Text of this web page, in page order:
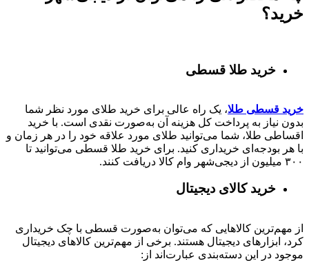
خرید؟
خرید طلا قسطی
خرید قسطی طلا، یک راه عالی برای خرید طلای مورد نظر شما
بدون نیاز به پرداخت کل هزینه آن به‌صورت نقدی است. با خرید
اقساطی طلا، شما می‌توانید طلای مورد علاقه خود را در هر زمان و
با هر بودجه‌ای خریداری کنید. برای خرید طلا قسطی می‌توانید تا
۳۰۰ میلیون از دیجی‌شهر وام کالا دریافت کنند.
خرید کالای دیجیتال
از مهم‌ترین کالاهایی که می‌توان به‌صورت قسطی با چک خریداری
کرد، ابزارهای دیجیتال هستند. برخی از مهم‌ترین کالاهای دیجیتال
موجود در این دسته‌بندی عبارت‌اند از: